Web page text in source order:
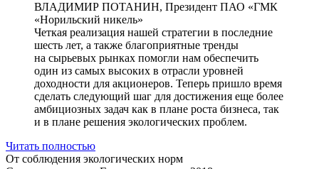
ВЛАДИМИР ПОТАНИН, Президент ПАО «ГМК
«Норильский никель»
Четкая реализация нашей стратегии в последние
шесть лет, а также благоприятные тренды
на сырьевых рынках помогли нам обеспечить
один из самых высоких в отрасли уровней
доходности для акционеров. Теперь пришло время
сделать следующий шаг для достижения еще более
амбициозных задач как в плане роста бизнеса, так
и в плане решения экологических проблем.
Читать полностью
От соблюдения экологических норм